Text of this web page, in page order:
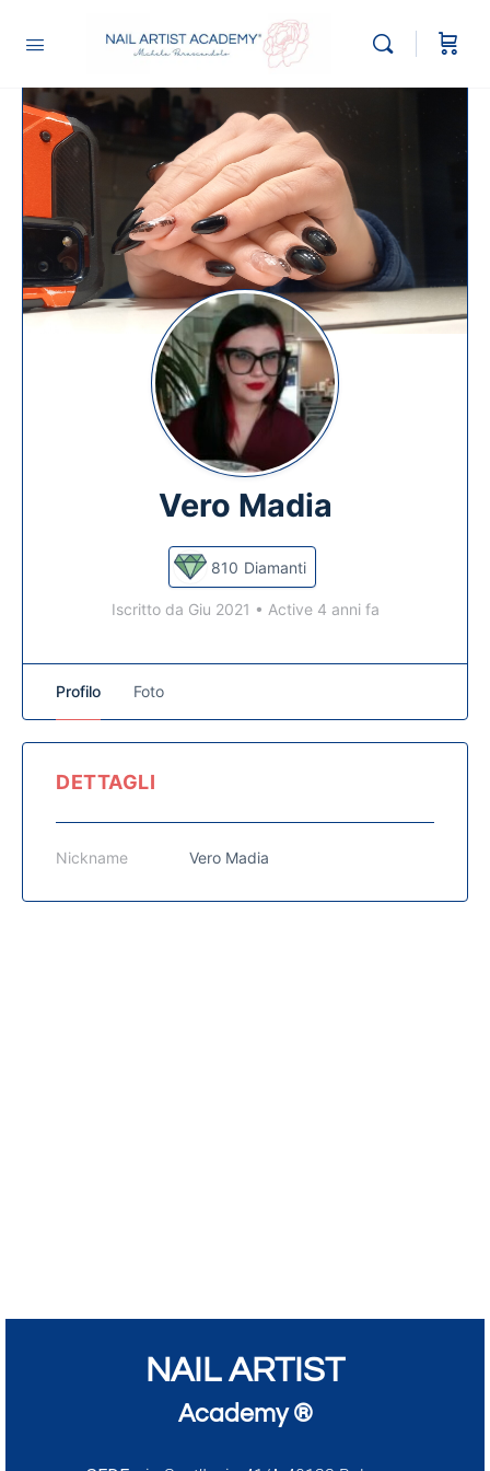
Vero Madia
810 Diamanti
Iscritto da Giu 2021 • Active 4 anni fa
Profilo Foto
DETTAGLI
Nickname Vero Madia
NAIL ARTIST
Academy ®